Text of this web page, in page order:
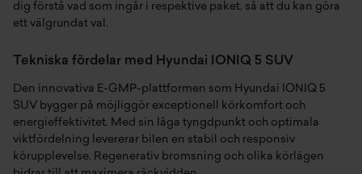
dig förstå vad som ingår i respektive paket, så att du kan göra
ett välgrundat val.
Tekniska fördelar med Hyundai IONIQ 5 SUV
Den innovativa E-GMP-plattformen som Hyundai IONIQ 5
SUV bygger på möjliggör exceptionell körkomfort och
energieffektivitet. Med sin låga tyngdpunkt och optimala
viktfördelning levererar bilen en stabil och responsiv
körupplevelse. Regenerativ bromsning och olika körlägen